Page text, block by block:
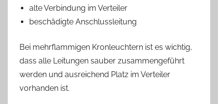
alte Verbindung im Verteiler
beschädigte Anschlussleitung
Bei mehrflammigen Kronleuchtern ist es wichtig,
dass alle Leitungen sauber zusammengeführt
werden und ausreichend Platz im Verteiler
vorhanden ist.